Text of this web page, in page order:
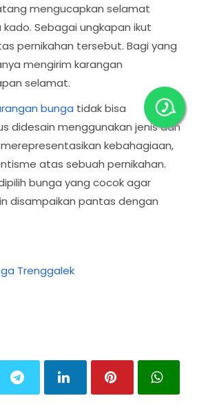
mengucapkan selamat
Sebagai ungkapan ikut
pernikahan tersebut. Bagi yang
mengirim karangan
selamat.
bunga tidak bisa
didesain menggunakan jenis dan
kebahagiaan,
atas sebuah pernikahan.
bunga yang cocok agar
disampaikan pantas dengan
Trenggalek